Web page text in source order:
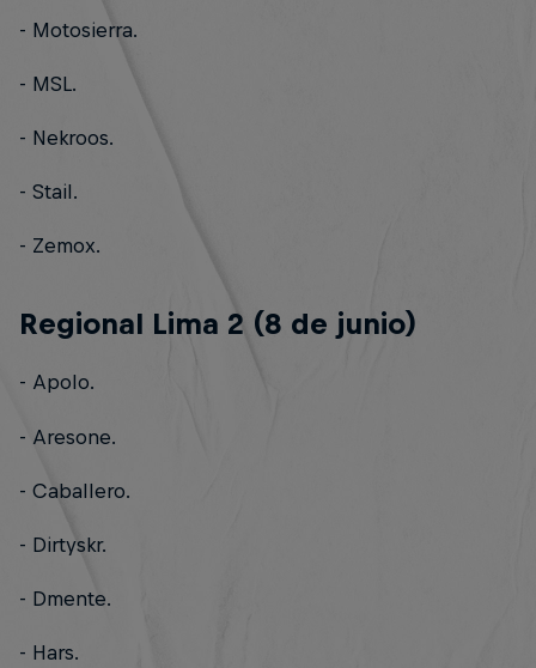
- Motosierra.
- MSL.
- Nekroos.
- Stail.
- Zemox.
Regional Lima 2 (8 de junio)
- Apolo.
- Aresone.
- Caballero.
- Dirtyskr.
- Dmente.
- Hars.